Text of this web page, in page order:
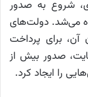
شروع به صدور
می‌شد. دولت‌های
آن، برای پرداخت
صدور بیش از
را ایجاد کرد.